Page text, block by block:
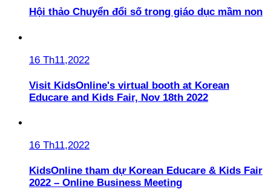
Hội thảo Chuyển đổi số trong giáo dục mầm non
16 Th11,2022
Visit KidsOnline's virtual booth at Korean
Educare and Kids Fair, Nov 18th 2022
16 Th11,2022
KidsOnline tham dự Korean Educare & Kids Fair
2022 – Online Business Meeting